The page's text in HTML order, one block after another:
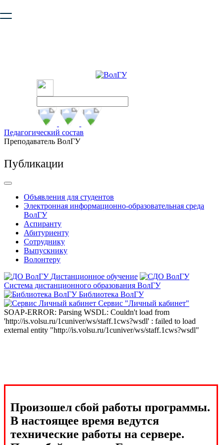
безопасную работу с сайтом. Пожалуйста
Педагогический состав
Преподаватель ВолГУ
Публикации
Объявления для студентов
Электронная информационно-образовательная среда
ВолГУ
Аспиранту
Абитуриенту
Сотруднику
Выпускнику
Волонтеру
Дистанционное обучение
Система дистанционного образования ВолГУ
Библиотека ВолГУ
Сервис "Личный кабинет"
SOAP-ERROR: Parsing WSDL: Couldn't load from
'http://is.volsu.ru/1cuniver/ws/staff.1cws?wsdl' : failed to load
external entity "http://is.volsu.ru/1cuniver/ws/staff.1cws?wsdl"
Произошел сбой работы программы.
В настоящее время ведутся
технические работы на сервере.